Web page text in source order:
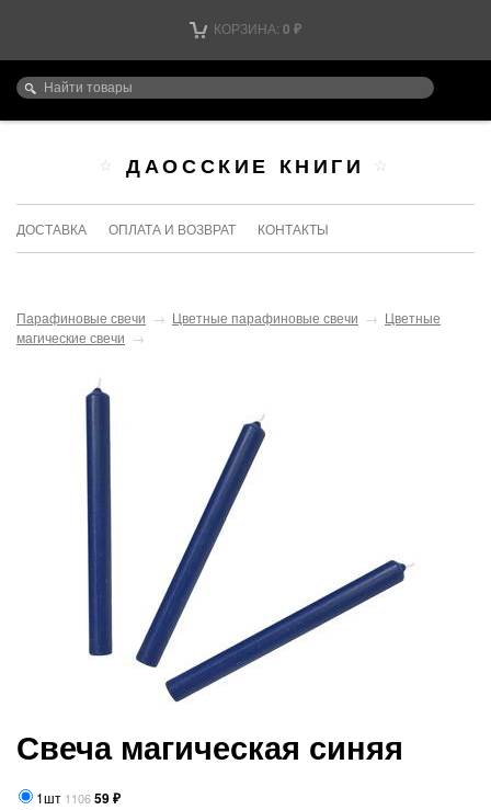
КОРЗИНА: 0 ₽
ДАОССКИЕ КНИГИ
ДОСТАВКА ОПЛАТА И ВОЗВРАТ КОНТАКТЫ
Парафиновые свечи → Цветные парафиновые свечи → Цветные
магические свечи →
Свеча магическая синяя
1шт 1106 59₽